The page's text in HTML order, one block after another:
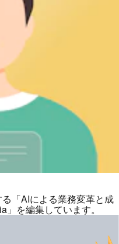
「AIによる業務変革と成
を編集しています。